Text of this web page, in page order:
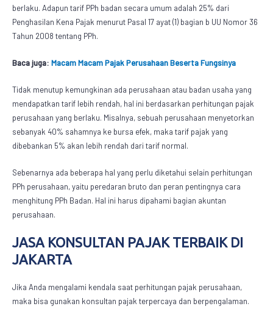
berlaku. Adapun tarif PPh badan secara umum adalah 25% dari
Penghasilan Kena Pajak menurut Pasal 17 ayat (1) bagian b UU Nomor 36
Tahun 2008 tentang PPh.
Baca juga:Macam Macam Pajak Perusahaan Beserta Fungsinya
Tidak menutup kemungkinan ada perusahaan atau badan usaha yang
mendapatkan tarif lebih rendah, hal ini berdasarkan perhitungan pajak
perusahaan yang berlaku. Misalnya, sebuah perusahaan menyetorkan
sebanyak 40% sahamnya ke bursa efek, maka tarif pajak yang
dibebankan 5% akan lebih rendah dari tarif normal.
Sebenarnya ada beberapa hal yang perlu diketahui selain perhitungan
PPh perusahaan, yaitu peredaran bruto dan peran pentingnya cara
menghitung PPh Badan. Hal ini harus dipahami bagian akuntan
perusahaan.
JASA KONSULTAN PAJAK TERBAIK DI
JAKARTA
Jika Anda mengalami kendala saat perhitungan pajak perusahaan,
maka bisa gunakan konsultan pajak terpercaya dan berpengalaman.